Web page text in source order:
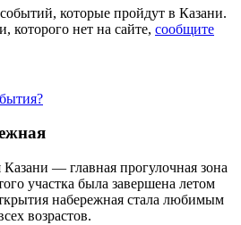
которые пройдут в Казани.
которого нет на сайте, сообщите
— главная прогулочная зона
участка была завершена летом
набережная стала любимым
возрастов.